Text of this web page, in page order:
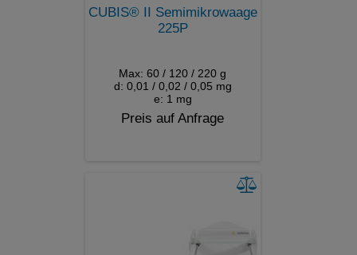
CUBIS® II Semimikrowaage
225P
Max: 60 / 120 / 220 g
d: 0,01 / 0,02 / 0,05 mg
e: 1 mg
Preis auf Anfrage